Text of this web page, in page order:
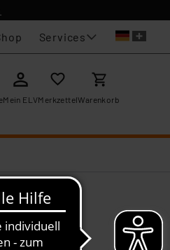
Services
Mein ELVMerkzettelWarenkorb